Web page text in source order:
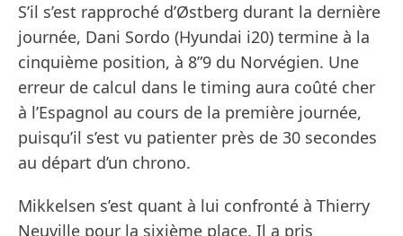
S’il s’est rapproché d’Østberg durant la dernière
journée, Dani Sordo (Hyundai i20) termine à la
cinquième position, à 8”9 du Norvégien. Une
erreur de calcul dans le timing aura coûté cher
à l’Espagnol au cours de la première journée,
puisqu’il s’est vu patienter près de 30 secondes
au départ d’un chrono.
Mikkelsen s’est quant à lui confronté à Thierry
Neuville pour la sixième place. Il a pris